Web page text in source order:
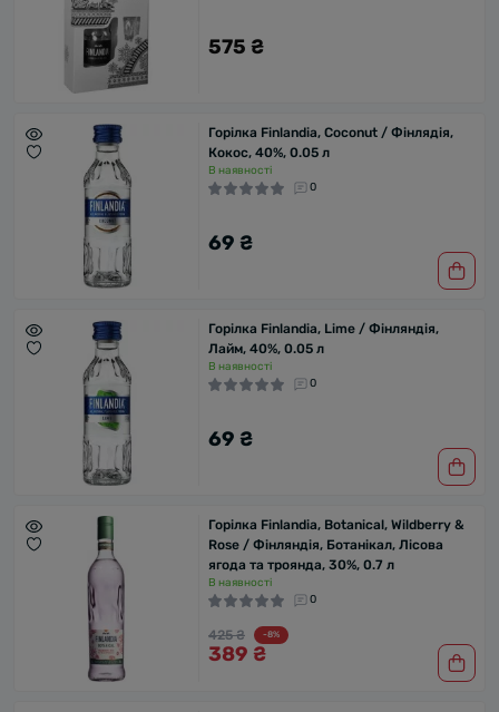
575 ₴
Горілка Finlandia, Coconut / Фінлядія,
Кокос, 40%, 0.05 л
В наявності
0
69 ₴
Горілка Finlandia, Lime / Фінляндія,
Лайм, 40%, 0.05 л
В наявності
0
69 ₴
Горілка Finlandia, Botanical, Wildberry &
Rose / Фінляндія, Ботанікал, Лісова
ягода та троянда, 30%, 0.7 л
В наявності
0
425 ₴ -8%
389 ₴